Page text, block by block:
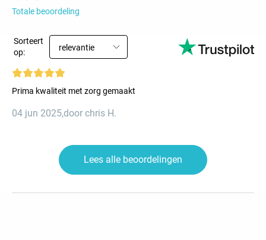
Totale beoordeling
Sorteert
op:
relevantie
Prima kwaliteit met zorg gemaakt
04 jun 2025,door chris H.
Lees alle beoordelingen